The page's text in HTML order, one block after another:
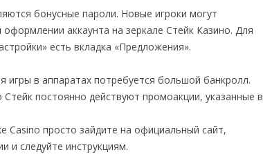
бонусные пароли. Новые игроки могут
аккаунта на зеркале Стейк Казино. Для
есть вкладка «Предложения».
игры в аппаратах потребуется большой банкролл.
постоянно действуют промоакции, указанные в
Casino просто зайдите на официальный сайт,
и следуйте инструкциям.